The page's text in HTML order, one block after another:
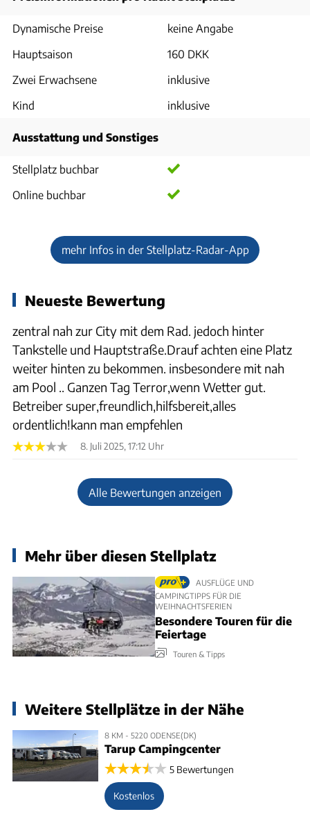
Dynamische Preise
keine Angabe
Hauptsaison
160 DKK
Zwei Erwachsene
inklusive
Kind
inklusive
Ausstattung und Sonstiges
Stellplatz buchbar
Online buchbar
mehr Infos in der Stellplatz-Radar-App
Neueste Bewertung
zentral nah zur City mit dem Rad. jedoch hinter
Tankstelle und Hauptstraße.Drauf achten eine Platz
weiter hinten zu bekommen. insbesondere mit nah
am Pool .. Ganzen Tag Terror,wenn Wetter gut.
Betreiber super,freundlich,hilfsbereit,alles
ordentlich!kann man empfehlen
8. Juli 2025, 17:12 Uhr
Alle Bewertungen anzeigen
Mehr über diesen Stellplatz
AUSFLÜGE UND
CAMPINGTIPPS FÜR DIE
WEIHNACHTSFERIEN
Besondere Touren für die
Feiertage
Touren & Tipps
Weitere Stellplätze in der Nähe
8 KM - 5220 ODENSE(DK)
Tarup Campingcenter
5 Bewertungen
Kostenlos